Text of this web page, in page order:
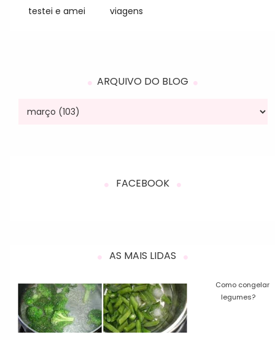
testei e amei
viagens
ARQUIVO DO BLOG
FACEBOOK
AS MAIS LIDAS
Como congelar
legumes?